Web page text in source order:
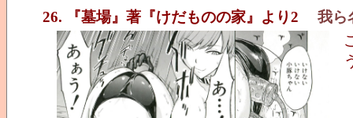
26. 『墓場』著『けだものの家』より2
我ら